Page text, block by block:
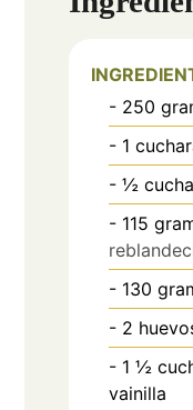
- 250
- 1
- ½
- 115
- 130
- 2
- 1 ½
vainilla